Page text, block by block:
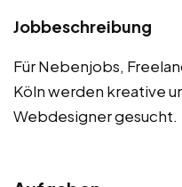
Jobbeschreibung
Für Nebenjobs,
Köln werden kreative
Webdesigner gesucht.